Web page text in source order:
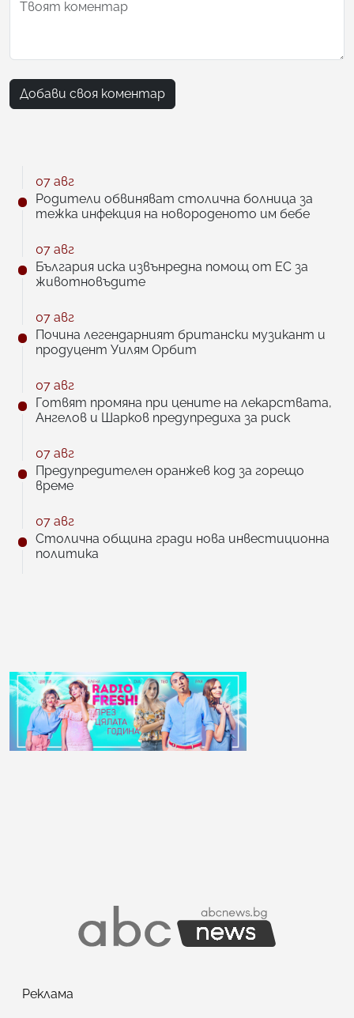
Добави своя коментар
07 авг
Родители обвиняват столична болница за
тежка инфекция на новороденото им бебе
07 авг
България иска извънредна помощ от ЕС за
животновъдите
07 авг
Почина легендарният британски музикант и
продуцент Уилям Орбит
07 авг
Готвят промяна при цените на лекарствата,
Ангелов и Шарков предупредиха за риск
07 авг
Предупредителен оранжев код за горещо
време
07 авг
Столична община гради нова инвестиционна
политика
Реклама